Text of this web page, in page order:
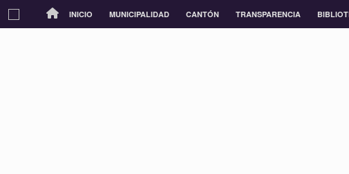
INICIO MUNICIPALIDAD CANTÓN TRANSPARENCIA